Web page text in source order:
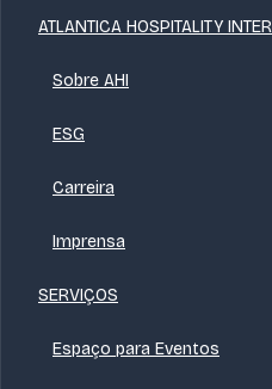
ATLANTICA HOSPITALITY
Sobre AHI
ESG
Carreira
Imprensa
SERVIÇOS
Espaço para Eventos